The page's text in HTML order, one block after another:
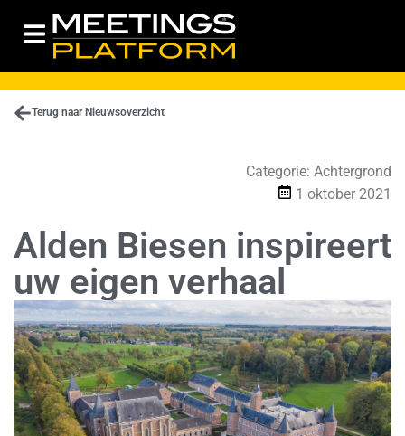
Terug naar Nieuwsoverzicht
Categorie: Achtergrond
1 oktober 2021
Alden Biesen inspireert
uw eigen verhaal